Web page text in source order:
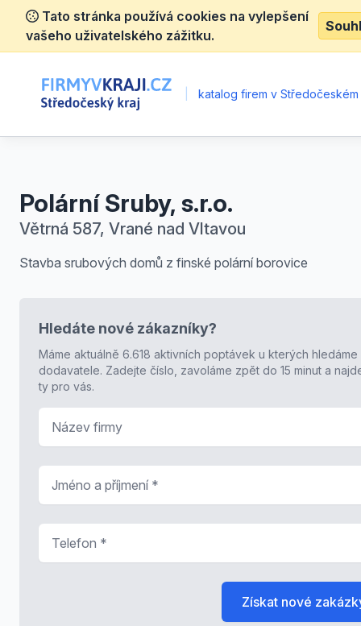
Tato stránka používá cookies na vylepšení
vašeho uživatelského zážitku.
katalog firem v Středočeském
Polární Sruby, s.r.o.
Větrná 587, Vrané nad Vltavou
Stavba srubových domů z finské polární borovice
Hledáte nové zákazníky?
Máme aktuálně 6.618 aktivních poptávek u kterých hledáme
dodavatele. Zadejte číslo, zavoláme zpět do 15 minut a
ty pro vás.
Získat nové